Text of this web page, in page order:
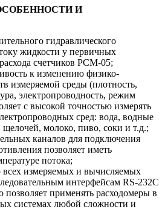
И
гидравлического
жидкости у первичных
счетчиков РСМ-05;
к изменению физико-
измеряемой среды (плотность,
электропроводность, режим
с высокой точностью измерять
сред: вода, водные
щелочей, молоко, пиво, соки и т.д.;
каналов для подключения
позволяет иметь
потока;
всех измеряемых и вычисляемых
интерфейсам RS-232C
позволяет применять расходомеры в
системах любой сложности и